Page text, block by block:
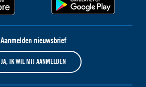
Aanmelden nieuwsbrief
JA, IK WIL MIJ AANMELDEN